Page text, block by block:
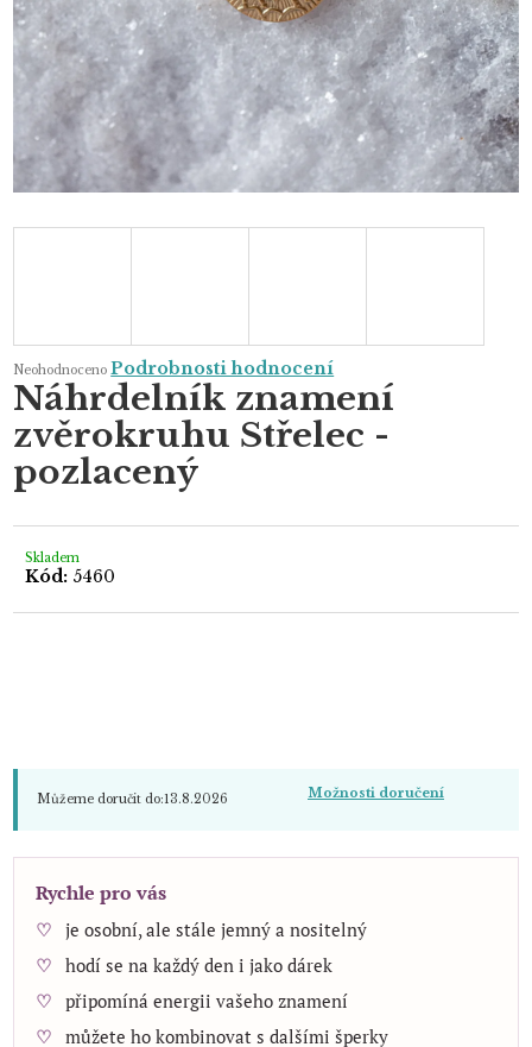
Průměrné
hodnocení
produktu
je
0,0
z
hvězdiček.
Neohodnoceno Podrobnosti hodnocení
Náhrdelník znamení
zvěrokruhu Střelec -
pozlacený
Skladem
Kód: 5460
Můžeme doručit do:13.8.2026 Možnosti doručení
Rychle pro vás
je osobní, ale stále jemný a nositelný
hodí se na každý den i jako dárek
připomíná energii vašeho znamení
můžete ho kombinovat s dalšími šperky